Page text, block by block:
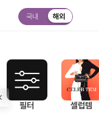
국내 해외
필터 셀럽템